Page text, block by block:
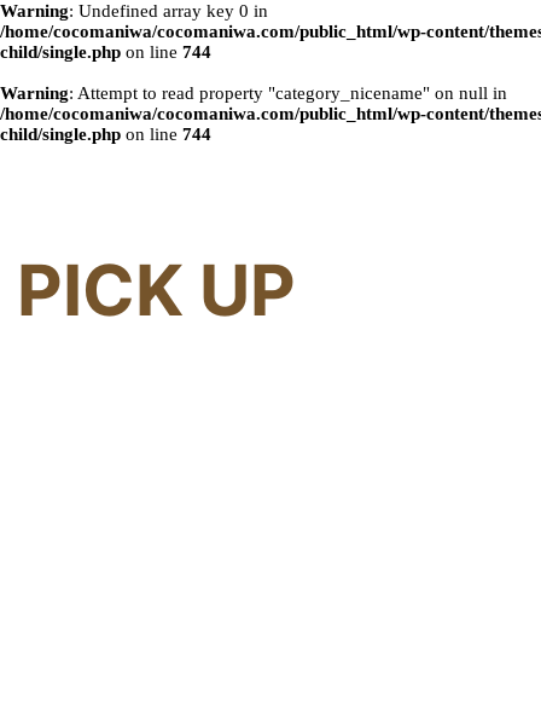
Warning: Undefined array key 0 in
/home/cocomaniwa/cocomaniwa.com/public_html/wp-content/
child/single.php on line 744
Warning: Attempt to read property "category_nicename" on null in
/home/cocomaniwa/cocomaniwa.com/public_html/wp-content/
child/single.php on line 744
PICK UP